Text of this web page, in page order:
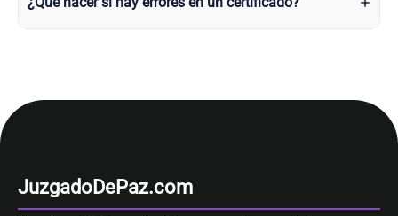
JuzgadoDePaz.com